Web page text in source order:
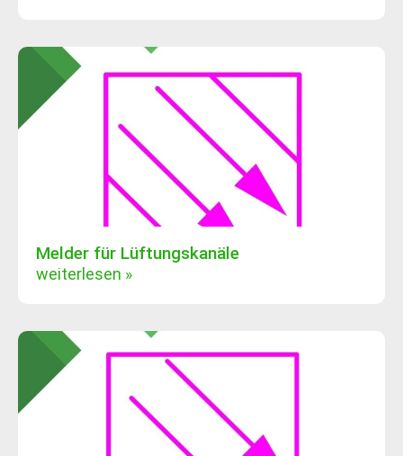
Melder für Lüftungskanäle
weiterlesen »